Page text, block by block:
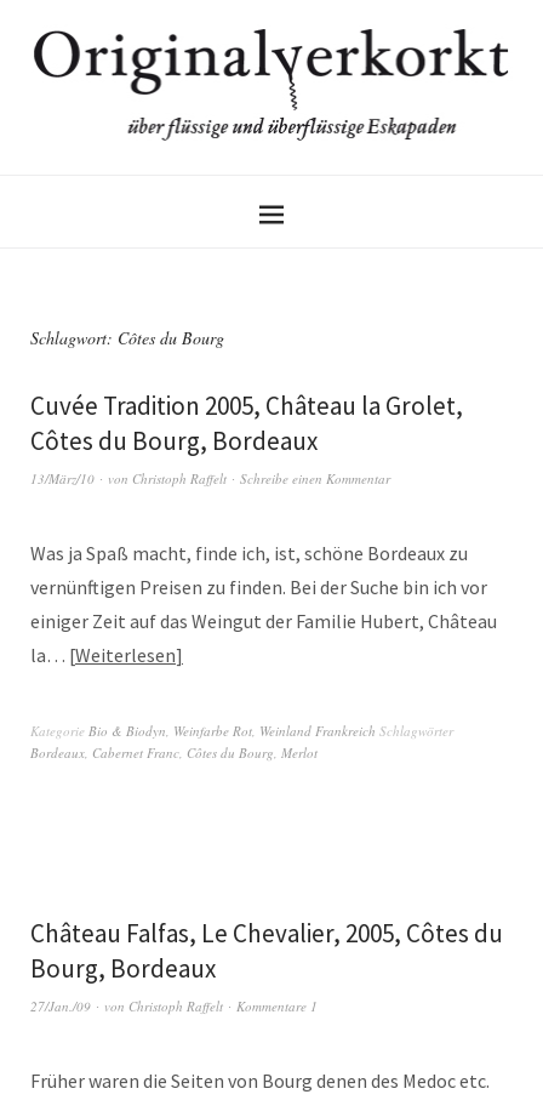
Schlagwort: Côtes du Bourg
Cuvée Tradition 2005, Château la Grolet,
Côtes du Bourg, Bordeaux
13/März/10 von Christoph Raffelt Schreibe einen Kommentar
Was ja Spaß macht, finde ich, ist, schöne Bordeaux zu
vernünftigen Preisen zu finden. Bei der Suche bin ich vor
einiger Zeit auf das Weingut der Familie Hubert, Château
la… Weiterlesen
Kategorie Bio & Biodyn Weinfarbe Rot Weinland Frankreich Schlagwörter
Bordeaux Cabernet Franc Côtes du Bourg Merlot
Château Falfas, Le Chevalier, 2005, Côtes du
Bourg, Bordeaux
27/Jan./09 von Christoph Raffelt Kommentare 1
Früher waren die Seiten von Bourg denen des Medoc etc.